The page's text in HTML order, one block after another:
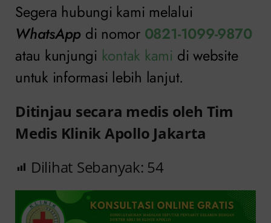
Segera hubungi kami melalui
WhatsApp di nomor 0821-1099-9870
atau kunjungi kontak kami di website
untuk informasi lebih lanjut.
Ditinjau secara medis oleh Tim
Medis Klinik Apollo Jakarta
Dilihat Sebanyak: 54